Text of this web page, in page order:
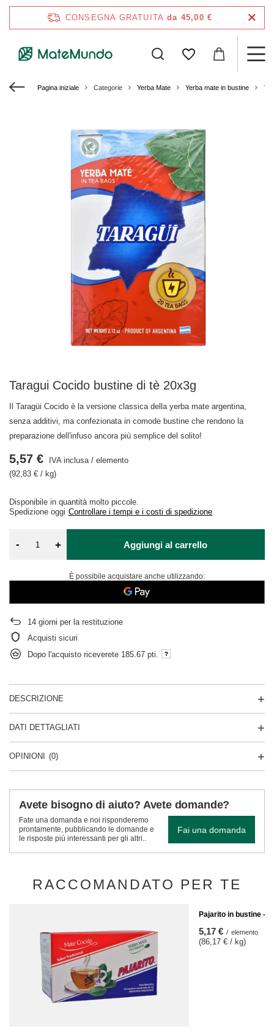
CONSEGNA GRATUITA da 45,00 €
Pagina iniziale Categorie Yerba Mate Yerba mate in bustine
Taragui Cocido bustine di tè 20x3g
Il Taragüi Cocido è la versione classica della yerba mate argentina,
senza additivi, ma confezionata in comode bustine che rendono la
preparazione dell'infuso ancora più semplice del solito!
Disponibile in quantità molto piccole
Spedizione oggi Controllare i tempi e i costi di spedizione
5,57 € IVA inclusa/ elemento
(92,83 € / kg)
- + Aggiungi al carrello
È possibile acquistare anche utilizzando:
14 giorni per la restituzione
Acquisti sicuri
Dopo l'acquisto riceverete 185.67 pti.
DESCRIZIONE
DATI DETTAGLIATI
OPINIONI (0)
Avete bisogno di aiuto? Avete domande?
Fate una domanda e noi risponderemo
prontamente, pubblicando le domande e
le risposte più interessanti per gli altri..
Fai una domanda
RACCOMANDATO PER TE
Pajarito in bustine -
5,17 € / elemento
(86,17 € / kg)